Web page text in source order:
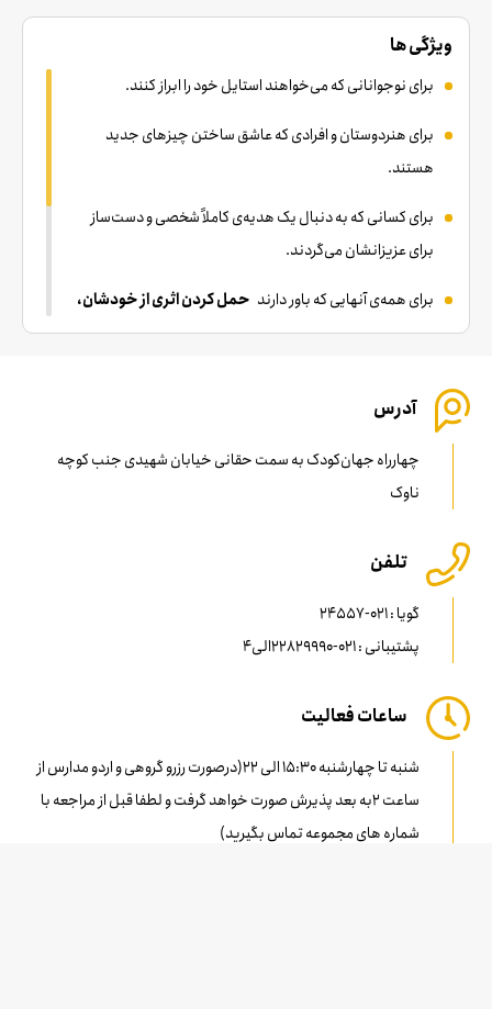
ویژگی ها
برای نوجوانانی که می‌خواهند استایل خود را ابراز کنند.
برای هنردوستان و افرادی که عاشق ساختن چیزهای جدید
هستند.
برای کسانی که به دنبال یک هدیه‌ی کاملاً شخصی و دست‌ساز
برای عزیزانشان می‌گردند.
برای همه‌ی آنهایی که باور دارند حمل کردن اثری از خودشان،
هر روزشان را خاص‌تر می‌کند.
کافه رستوران
آدرس
چهارراه جهان‌کودک به سمت حقانی خیابان شهیدی جنب کوچه
ناوک
تلفن
گویا : 021-24557
پشتیبانی : 021-22829990الی4
ساعات فعالیت
شنبه تا چهارشنبه 15:30 الی 22(درصورت رزرو گروهی و اردو مدارس از
ساعت ۲به بعد پذیرش صورت خواهد گرفت و لطفا قبل از مراجعه با
شماره های مجموعه تماس بگیرید)